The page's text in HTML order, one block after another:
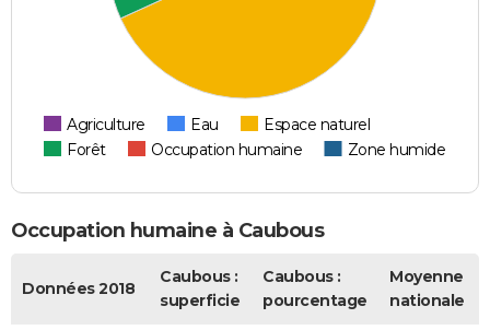
Agriculture Eau
Espace naturel
Forêt
Occupation humaine Zone humide
Occupation humaine à Caubous
Données 2018
Caubous :
superficie
Caubous :
pourcentage
Moyenne
nationale